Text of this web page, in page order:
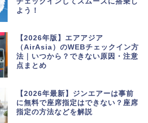
よう！
【2026年版】エアアジア
（AirAsia）のWEBチェックイン方
法｜いつから？できない原因・注意
点まとめ
【2026年最新】ジンエアーは事前
に無料で座席指定はできない？座席
指定の方法などを解説